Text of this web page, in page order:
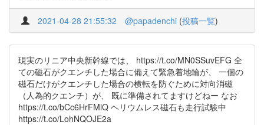
2021-04-28 21:55:32 @papadenchi (投稿一覧)
現実のリニア中央新幹線では、 https://t.co/MN0SSuvEFG 全
ての磁石がクエンチした場合に備えて緊急着地輪が、 一個の
磁石だけがクエンチした場合の横転を防ぐために対向消磁
（人為的クエンチ）が、 既に準備されてますけどねー なお
https://t.co/bCc6HrFMlQ ヘリウムレス磁石も走行試験中
https://t.co/LohNQOJE2a